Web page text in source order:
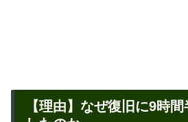
【理由】なぜ復旧に9時